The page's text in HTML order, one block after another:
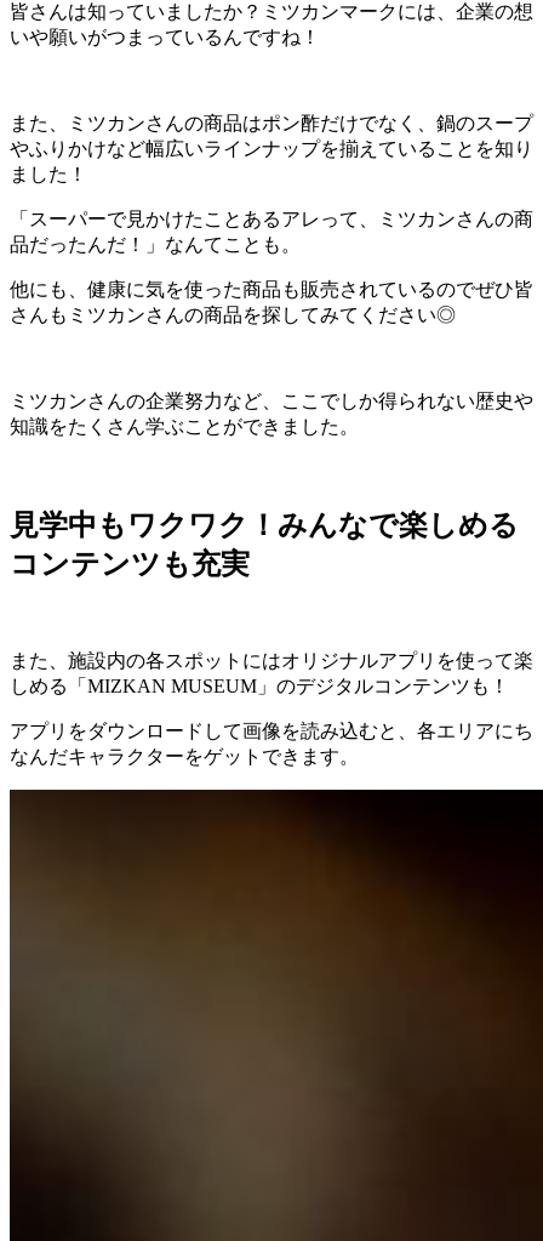
皆さんは知っていましたか？ミツカンマークには、企業の想
いや願いがつまっているんですね！
また、ミツカンさんの商品はポン酢だけでなく、鍋のスープ
やふりかけなど幅広いラインナップを揃えていることを知り
ました！
「スーパーで見かけたことあるアレって、ミツカンさんの商
品だったんだ！」なんてことも。
他にも、健康に気を使った商品も販売されているのでぜひ皆
さんもミツカンさんの商品を探してみてください◎
ミツカンさんの企業努力など、ここでしか得られない歴史や
知識をたくさん学ぶことができました。
見学中もワクワク！みんなで楽しめる
コンテンツも充実
また、施設内の各スポットにはオリジナルアプリを使って楽
しめる
「 MIZKAN MUSEUM 」 のデジタルコンテンツも！
アプリをダウンロードして画像を読み込むと、各エリアにち
なんだキャラクターをゲットできます。